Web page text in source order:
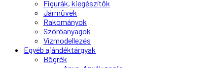
Figurák, kiegészítők
Járművek
Rakományok
Szóróanyagok
Vízmodellezés
Egyéb ajándéktárgyak
Bögrék